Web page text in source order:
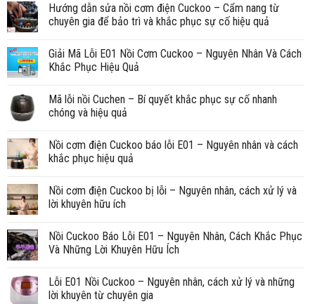
Hướng dẫn sửa nồi cơm điện Cuckoo – Cẩm nang từ
chuyên gia để bảo trì và khắc phục sự cố hiệu quả
Giải Mã Lỗi E01 Nồi Cơm Cuckoo – Nguyên Nhân Và Cách
Khắc Phục Hiệu Quả
Mã lỗi nồi Cuchen – Bí quyết khắc phục sự cố nhanh
chóng và hiệu quả
Nồi cơm điện Cuckoo báo lỗi E01 – Nguyên nhân và cách
khắc phục hiệu quả
Nồi cơm điện Cuckoo bị lỗi – Nguyên nhân, cách xử lý và
lời khuyên hữu ích
Nồi Cuckoo Báo Lỗi E01 – Nguyên Nhân, Cách Khắc Phục
Và Những Lời Khuyên Hữu Ích
Lỗi E01 Nồi Cuckoo – Nguyên nhân, cách xử lý và những
lời khuyên từ chuyên gia